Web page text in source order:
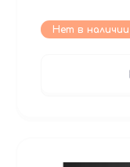
Нет в наличии